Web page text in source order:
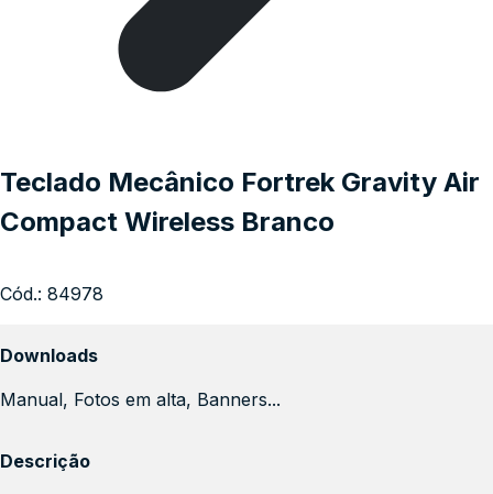
Teclado Mecânico Fortrek Gravity Air
Compact Wireless Branco
Cód.: 84978
Downloads
Manual, Fotos em alta, Banners...
Descrição